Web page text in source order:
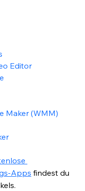
Editor
Maker (WMM)
Apps findest du